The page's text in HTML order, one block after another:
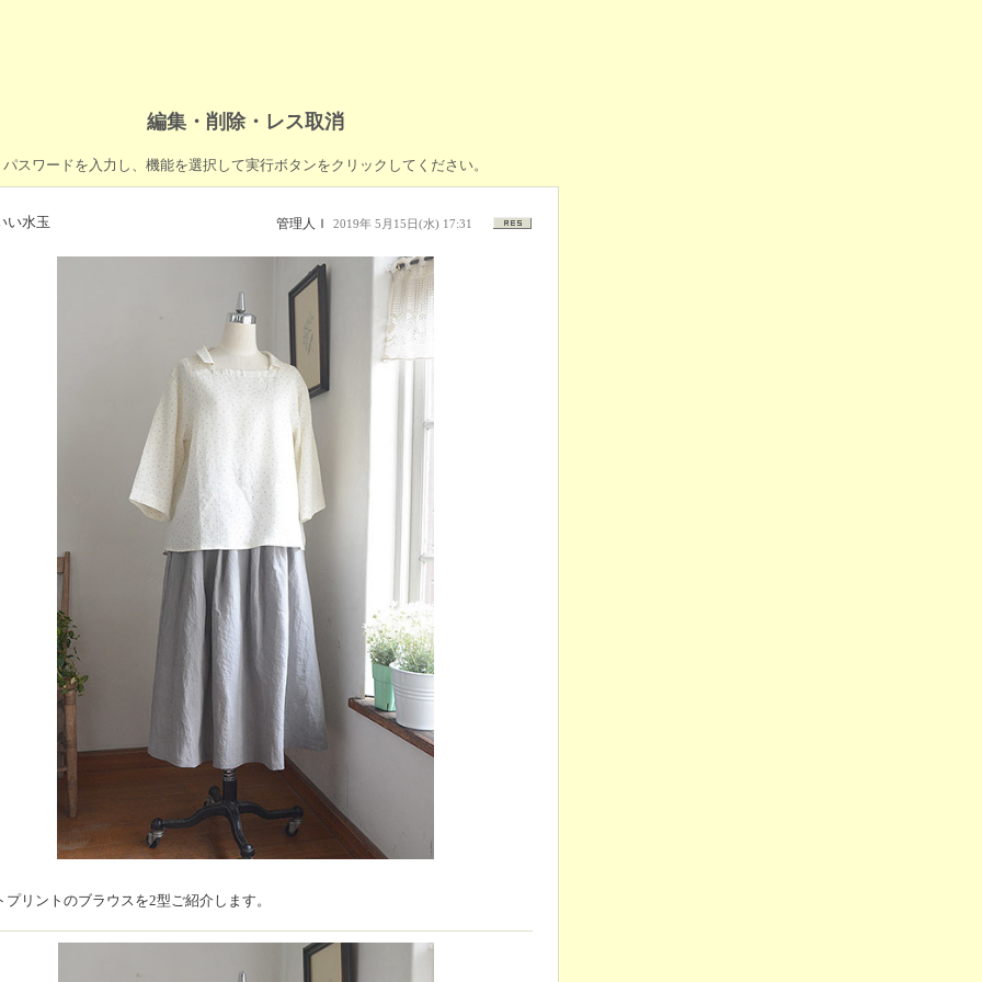
編集・削除・レス取消
パスワードを入力し、機能を選択して実行ボタンをクリックしてください。
い水玉 管理人Ｉ 2019年 5月15日(水) 17:31
プリントのブラウスを2型ご紹介します。